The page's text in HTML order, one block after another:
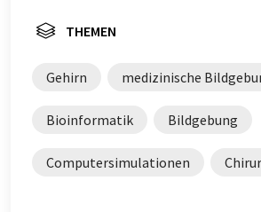
THEMEN
Gehirn medizinische
Bioinformatik Bildgebung
Computersimulationen